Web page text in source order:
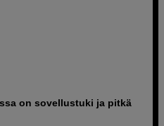
on sovellustuki ja pitkä